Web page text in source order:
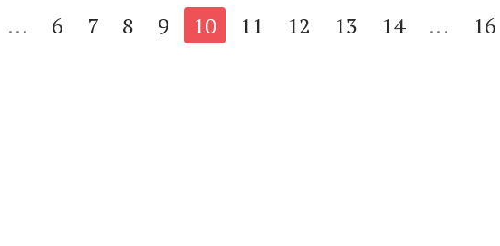
... 6 7 8 9 10 11 12 13 14 ... 16